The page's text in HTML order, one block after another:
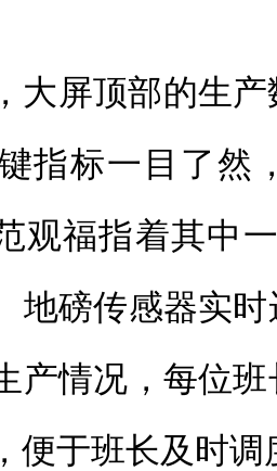
大屏顶部的生
指标一目了然
观福指着其中
地磅传感器实
产情况，每位
便于班长及时调